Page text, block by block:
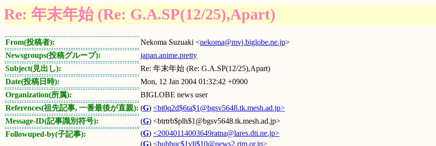
Re: 年末年始 (Re: G.A.SP(12/25),Apart)
From(投稿者): Nekoma Suzuaki <nekoma@mvj.biglobe.ne.jp>
Newsgroups(投稿グループ):
japan.anime.pretty
Subject(見出し):
Re: 年末年始 (Re: G.A.SP(12/25),Apart)
Date(投稿日時):
Mon, 12 Jan 2004 01:32:42 +0900
Organization(所属):
BIGLOBE news user
References(祖先記事, 一番最後が直親): (G) <bt0q2d$6ta$1@bgsv5648.tk.mesh.ad.jp>
Message-ID(記事識別符号):
(G) <btrtrb$plh$1@bgsv5648.tk.mesh.ad.jp>
Followuped-by(子記事):
(G) <20040114003649ratna@lares.dti.ne.jp>
(G) <buhbuc$1vlj$10@news2.rim.or.jp>